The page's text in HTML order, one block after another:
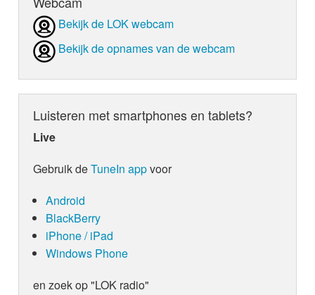
Bekijk de LOK webcam
Bekijk de opnames van de webcam
Luisteren met smartphones en tablets?
Live
Gebruik deTuneIn appvoor
Android
BlackBerry
iPhone / iPad
Windows Phone
en zoek op "LOK radio"